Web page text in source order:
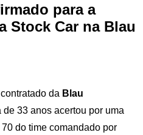
para a
Stock Car na Blau
da Blau
de 33 anos acertou por uma
do time comandado por